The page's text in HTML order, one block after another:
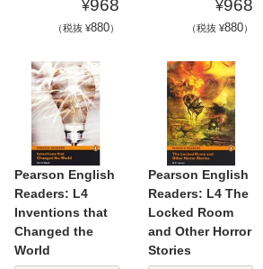
¥968
（税抜 ¥880）
¥968
（税抜 ¥880）
Pearson English
Readers: L4
Inventions that
Changed the
World
Pearson English
Readers: L4 The
Locked Room
and Other Horror
Stories